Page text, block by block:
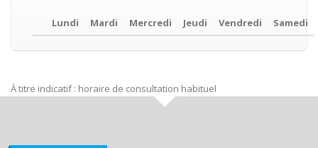
Lundi Mardi Mercredi Jeudi Vendredi Samedi
À titre indicatif : horaire de consultation habituel